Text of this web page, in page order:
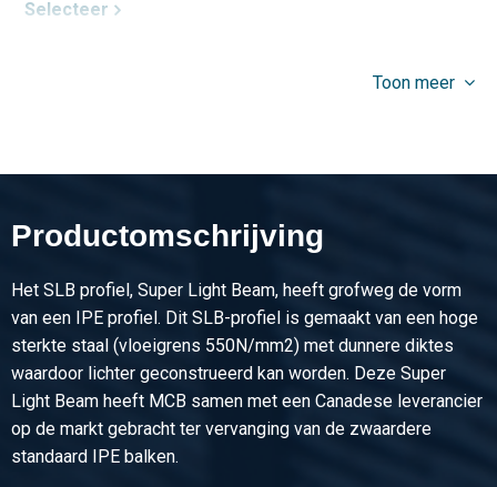
Selecteer
Toon meer
Productomschrijving
Het SLB profiel, Super Light Beam, heeft grofweg de vorm
van een IPE profiel. Dit SLB-profiel is gemaakt van een hoge
sterkte staal (vloeigrens 550N/mm2) met dunnere diktes
waardoor lichter geconstrueerd kan worden. Deze Super
Light Beam heeft MCB samen met een Canadese leverancier
op de markt gebracht ter vervanging van de zwaardere
standaard IPE balken.